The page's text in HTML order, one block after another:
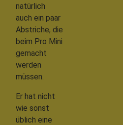
natürlich
auch ein paar
Abstriche, die
beim Pro Mini
gemacht
werden
müssen.
Er hat nicht
wie sonst
üblich eine